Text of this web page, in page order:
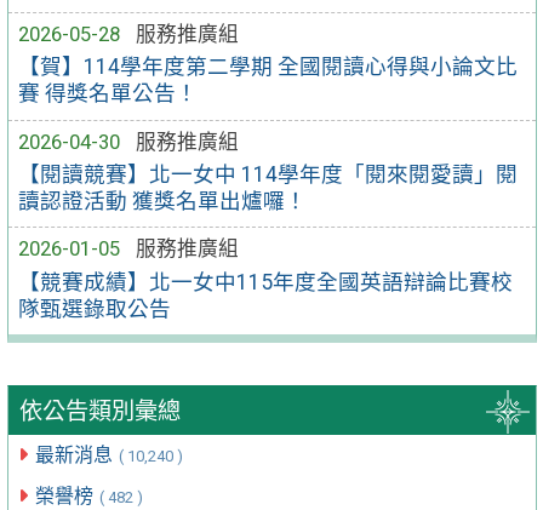
2026-05-28
服務推廣組
【賀】114學年度第二學期 全國閱讀心得與小論文比
賽 得獎名單公告！
2026-04-30
服務推廣組
【閱讀競賽】北一女中 114學年度「閱來閱愛讀」閱
讀認證活動 獲獎名單出爐囉！
2026-01-05
服務推廣組
【競賽成績】北一女中115年度全國英語辯論比賽校
隊甄選錄取公告
依公告類別彙總
最新消息 ( 10,240 )
榮譽榜 ( 482 )